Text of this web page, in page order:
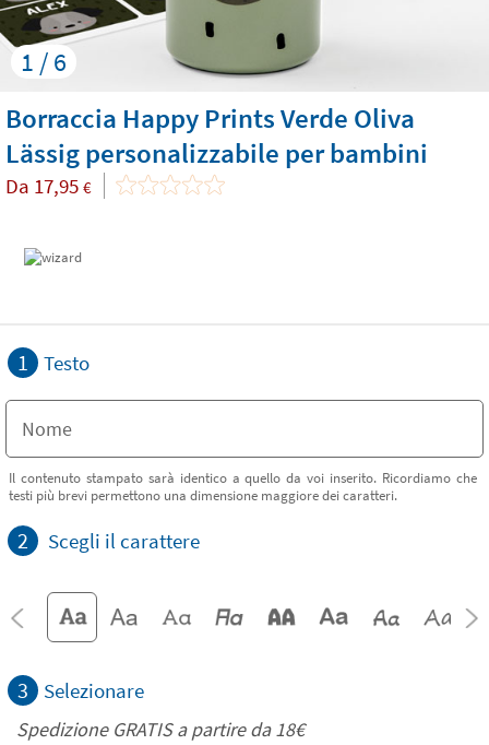
1 / 6
Borraccia Happy Prints Verde Oliva
Lässig personalizzabile per bambini
Da 17,95 €
1 Testo
Il contenuto stampato sarà identico a quello da voi inserito. Ricordiamo che
testi più brevi permettono una dimensione maggiore dei caratteri.
2 Scegli il carattere
3 Selezionare
Spedizione GRATIS a partire da18€